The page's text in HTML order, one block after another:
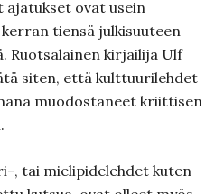
ajatukset ovat usein
tiensä julkisuuteen
Ruotsalainen kirjailija Ulf
siten, että kulttuurilehdet
muodostaneet kriittisen
, tai mielipidelehdet kuten